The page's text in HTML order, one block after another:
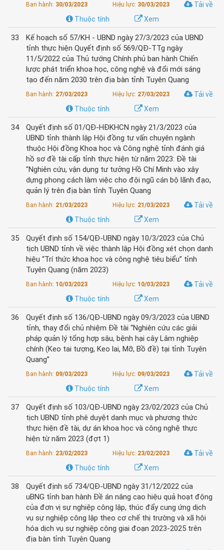
Ban hành: 30/03/2023 Hiệu lực: 30/03/2023
Tải về
Xem
Thuộc tính
33
Kế hoạch số 57/KH - UBND ngày 27/3/2023 của UBND
tỉnh thực hiện Quyết định số 569/QĐ-TTg ngày
11/5/2022 của Thủ tướng Chính phủ ban hành Chiến
lược phát triển khoa học, công nghệ và đổi mới sáng
tạo đến năm 2030 trên địa bàn tỉnh Tuyên Quang
Ban hành: 27/03/2023 Hiệu lực: 27/03/2023
Tải về
Xem
Thuộc tính
34
Quyết định số 01/QĐ-HĐKHCN ngày 21/3/2023 của
UBND tỉnh thành lập Hội đồng tư vấn chuyên ngành
thuộc Hội đồng Khoa học và Công nghệ tỉnh đánh giá
hồ sơ đề tài cấp tỉnh thực hiện từ năm 2023: Đề tài
"Nghiên cứu, vận dụng tư tưởng Hồ Chí Minh vào xây
dựng phong cách làm việc cho đội ngũ cán bộ lãnh đạo,
quản lý trên địa bàn tỉnh Tuyên Quang
Ban hành: 21/03/2023 Hiệu lực: 21/03/2023
Tải về
Xem
Thuộc tính
35
Quyết định số 154/QĐ-UBND ngày 10/3/2023 của Chủ
tịch UBND tỉnh về việc thành lập Hội đồng xét chọn danh
hiệu “Trí thức khoa học và công nghệ tiêu biểu” tỉnh
Tuyên Quang (năm 2023)
Ban hành: 10/03/2023 Hiệu lực: 10/03/2023
Tải về
Xem
Thuộc tính
36
Quyết định số 136/QĐ-UBND ngày 09/3/2023 của UBND
tỉnh, thay đổi chủ nhiệm Đề tài “Nghiên cứu các giải
pháp quản lý tổng hợp sâu, bệnh hại cây Lâm nghiệp
chính (Keo tai tượng, Keo lai, Mỡ, Bồ đề) tại tỉnh Tuyên
Quang”
Ban hành: 09/03/2023 Hiệu lực: 09/03/2023
Tải về
Xem
Thuộc tính
37
Quyết định số 103/QĐ-UBND ngày 23/02/2023 của Chủ
tịch UBND tỉnh phê duyệt danh mục và phương thức
thực hiện đề tài, dự án khoa học và công nghệ thực
hiện từ năm 2023 (đợt 1)
Ban hành: 23/02/2023 Hiệu lực: 23/02/2023
Tải về
Xem
Thuộc tính
38
Quyết định số 734/QĐ-UBND ngày 31/12/2022 của
uBNG tỉnh ban hành Đề án nâng cao hiệu quả hoạt động
của đơn vị sự nghiệp công lập, thúc đẩy cung ứng dịch
vụ sự nghiệp công lập theo cơ chế thị trường và xã hội
hóa dịch vụ sự nghiệp công giai đoạn 2023-2025 trên
địa bàn tỉnh Tuyên Quang